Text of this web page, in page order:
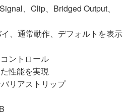
、Clip、Bridged Output、
、通常動作、デフォルトを表示
ントロール
性能を実現
リアストリップ